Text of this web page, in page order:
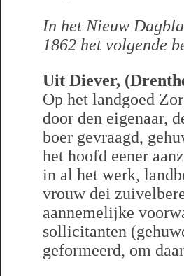
In het Nieuw
1862 het volgende
Uit Diever,
Op het landgoed
door den eigenaar,
boer gevraagd,
het hoofd eener
in al het werk,
vrouw dei
aannemelijke
sollicitanten
geformeerd, om